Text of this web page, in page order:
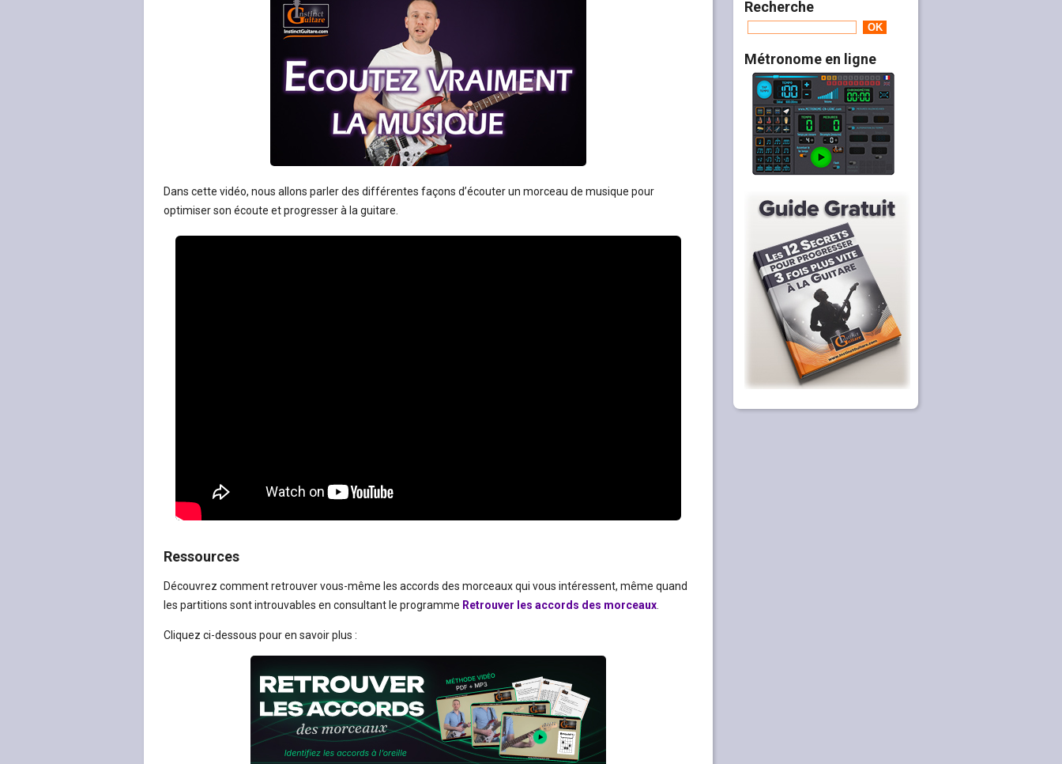
Dans cette vidéo, nous allons parler des différentes façons d’écouter un morceau de musique pour
optimiser son écoute et progresser à la guitare.
Ressources
Découvrez comment retrouver vous-même les accords des morceaux qui vous intéressent, même quand
les partitions sont introuvables en consultant le programme Retrouver les accords des morceaux
Cliquez ci-dessous pour en savoir plus :
Recherche
Métronome en ligne